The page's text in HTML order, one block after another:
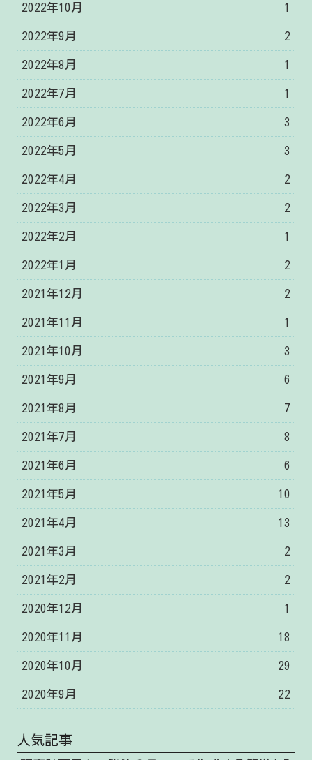
2022年10月 1
2022年9月 2
2022年8月 1
2022年7月 1
2022年6月 3
2022年5月 3
2022年4月 2
2022年3月 2
2022年2月 1
2022年1月 2
2021年12月 2
2021年11月 1
2021年10月 3
2021年9月 6
2021年8月 7
2021年7月 8
2021年6月 6
2021年5月 10
2021年4月 13
2021年3月 2
2021年2月 2
2020年12月 1
2020年11月 18
2020年10月 29
2020年9月 22
人気記事